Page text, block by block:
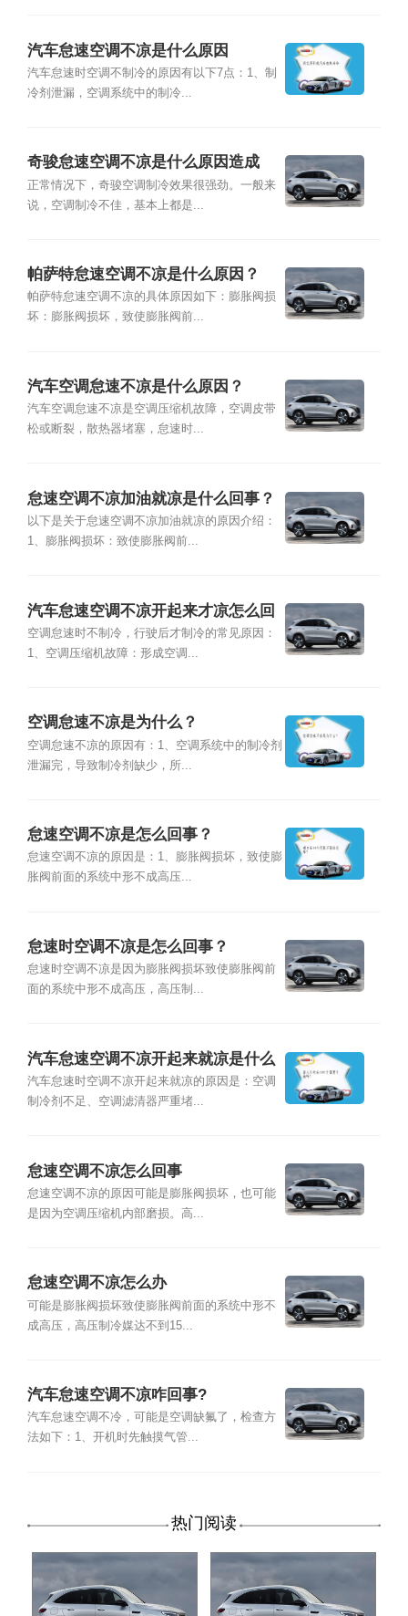
汽车怠速空调不凉是什么原因
汽车怠速时空调不制冷的原因有以下7点：1、制
冷剂泄漏，空调系统中的制冷...
奇骏怠速空调不凉是什么原因造成
的？
正常情况下，奇骏空调制冷效果很强劲。一般来
说，空调制冷不佳，基本上都是...
帕萨特怠速空调不凉是什么原因？
帕萨特怠速空调不凉的具体原因如下：膨胀阀损
坏：膨胀阀损坏，致使膨胀阀前...
汽车空调怠速不凉是什么原因？
汽车空调怠速不凉是空调压缩机故障，空调皮带
松或断裂，散热器堵塞，怠速时...
怠速空调不凉加油就凉是什么回事？
以下是关于怠速空调不凉加油就凉的原因介绍：
1、膨胀阀损坏：致使膨胀阀前...
汽车怠速空调不凉开起来才凉怎么回
事？
空调怠速时不制冷，行驶后才制冷的常见原因：
1、空调压缩机故障：形成空调...
空调怠速不凉是为什么？
空调怠速不凉的原因有：1、空调系统中的制冷剂
泄漏完，导致制冷剂缺少，所...
怠速空调不凉是怎么回事？
怠速空调不凉的原因是：1、膨胀阀损坏，致使膨
胀阀前面的系统中形不成高压...
怠速时空调不凉是怎么回事？
怠速时空调不凉是因为膨胀阀损坏致使膨胀阀前
面的系统中形不成高压，高压制...
汽车怠速空调不凉开起来就凉是什么
原因？
汽车怠速时空调不凉开起来就凉的原因是：空调
制冷剂不足、空调滤清器严重堵...
怠速空调不凉怎么回事
怠速空调不凉的原因可能是膨胀阀损坏，也可能
是因为空调压缩机内部磨损。高...
怠速空调不凉怎么办
可能是膨胀阀损坏致使膨胀阀前面的系统中形不
成高压，高压制冷媒达不到15...
汽车怠速空调不凉咋回事?
汽车怠速空调不冷，可能是空调缺氟了，检查方
法如下：1、开机时先触摸气管...
热门阅读